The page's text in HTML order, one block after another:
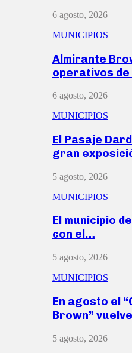
6 agosto, 2026
MUNICIPIOS
Almirante
operativos
6 agosto, 2026
MUNICIPIOS
El Pasaje
gran
5 agosto, 2026
MUNICIPIOS
El municipio
con el…
5 agosto, 2026
MUNICIPIOS
En agosto el
Brown”
5 agosto, 2026